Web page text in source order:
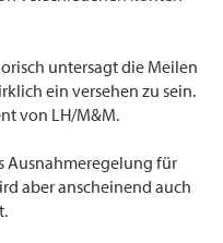
untersagt die Meilen
ein versehen zu sein.
von LH/M&M.
Ausnahmeregelung für
aber anscheinend auch